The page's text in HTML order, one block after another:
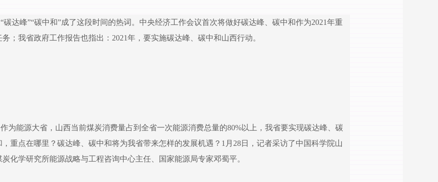
“碳达峰”“碳中和”成了这段时间的热词。中央经济工作会议首次将做好碳达峰、碳中和作为2021年重
务；我省政府工作报告也指出：2021年，要实施碳达峰、碳中和山西行动。
作为能源大省，山西当前煤炭消费量占到全省一次能源消费总量的80%以上，我省要实现碳达峰、碳
，重点在哪里？碳达峰、碳中和将为我省带来怎样的发展机遇？1月28日，记者采访了中国科学院山
炭化学研究所能源战略与工程咨询中心主任、国家能源局专家邓蜀平。